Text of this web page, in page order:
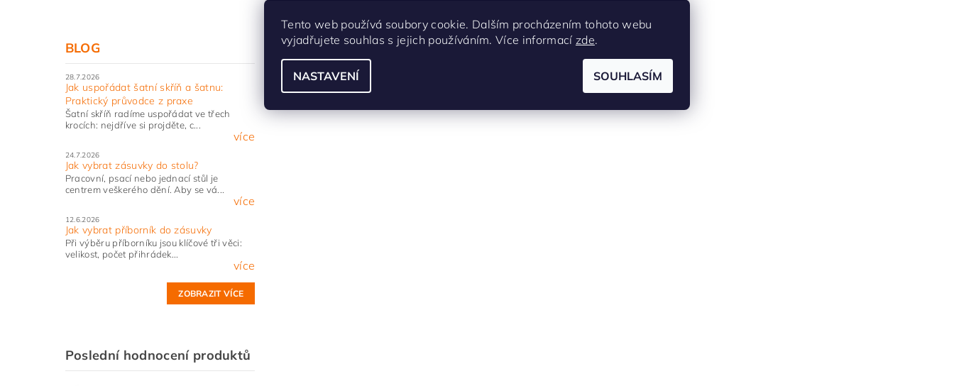
BLOG
28.7.2026
Jak uspořádat šatní skříň a šatnu:
Praktický průvodce z praxe
Šatní skříň radíme uspořádat ve třech
krocích: nejdříve si projděte, c...
více
24.7.2026
Jak vybrat zásuvky do stolu?
Pracovní, psací nebo jednací stůl je
centrem veškerého dění. Aby se vá...
více
12.6.2026
Jak vybrat příborník do zásuvky
Při výběru příborníku jsou klíčové tři věci:
velikost, počet přihrádek...
více
ZOBRAZIT VÍCE
Poslední hodnocení produktů
Tento web používá soubory cookie. Dalším procházením tohoto webu
vyjadřujete souhlas s jejich používáním. Více informací zde.
NASTAVENÍ SOUHLASÍM